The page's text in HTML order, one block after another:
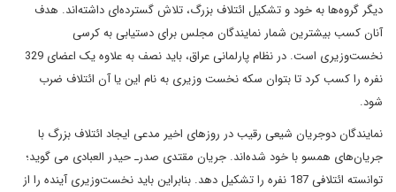
دیگر گروه‌ها به خود و تشکیل ائتلاف بزرگ، تلاش گسترده‌ای داشته‌اند. هدف
آنان کسب بیشترین شمار نمایندگان مجلس برای دستیابی به کرسی
نخست‌وزیری است. در نظام پارلمانی عراق، باید نصف به علاوه یک اعضای 329
نفره را کسب کرد تا بتوان سکه نخست وزیری به نام این یا آن ائتلاف ضرب
شود.
نمایندگان دوجریان شیعی رقیب در روزهای اخیر مدعی ایجاد ائتلاف بزرگ با
جریان‌های همسو با خود شده‌اند. جریان مقتدی صدرـ حیدر العبادی می گوید؛
توانسته ائتلافی 187 نفره را تشکیل دهد. بنابراین باید نخست‌وزیری آینده را از